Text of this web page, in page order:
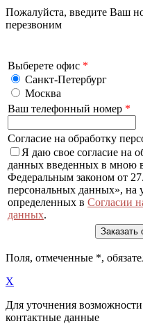
Пожалуйста, введите Ваш
перезвоним
Выберете офис *
Санкт-Петербург
Москва
Ваш телефонный номер *
Согласие на обработку
Я даю свое согласие на
данных введенных в мною в
Федеральным законом от
персональных данных», на
определенных в Согласии
данных.
Поля, отмеченные *,
X
Для уточнения
контактные данные